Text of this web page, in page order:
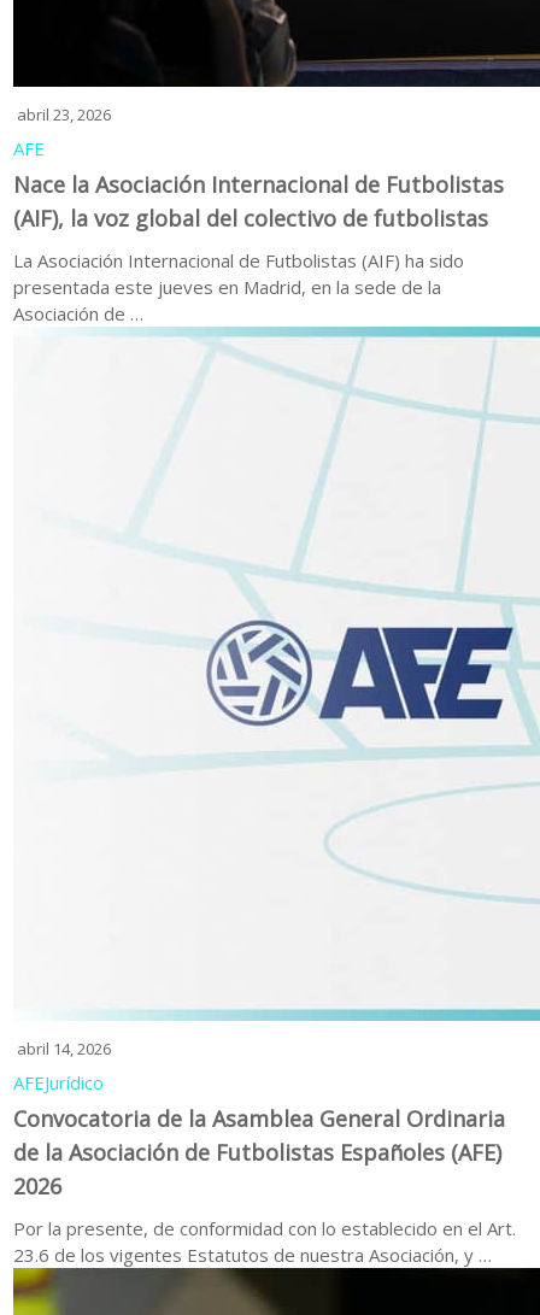
abril 23, 2026
AFE
Nace la Asociación Internacional de Futbolistas
(AIF), la voz global del colectivo de futbolistas
La Asociación Internacional de Futbolistas (AIF) ha sido
presentada este jueves en Madrid, en la sede de la
Asociación de …
abril 14, 2026
AFEJurídico
Convocatoria de la Asamblea General Ordinaria
de la Asociación de Futbolistas Españoles (AFE)
2026
Por la presente, de conformidad con lo establecido en el Art.
23.6 de los vigentes Estatutos de nuestra Asociación, y …